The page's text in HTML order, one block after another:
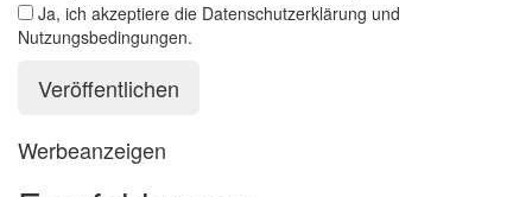
Ja, ich akzeptiere die Datenschutzerklärung und
Nutzungsbedingungen.
Werbeanzeigen